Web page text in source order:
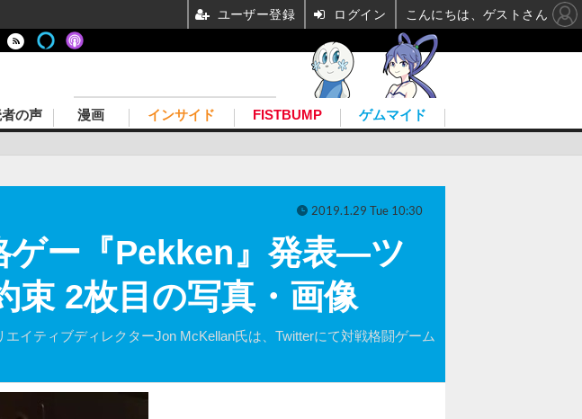
の声 漫画 インサイド FISTBUMP ゲムマイド
ゲー『Pekken』発表―ツ
束 2枚目の写真・画像
イティブディレクターJon McKellan氏は、Twitterにて対戦格闘ゲーム
2019.1.29 Tue 10:30
ユーザー登録 ログイン こんにちは、ゲストさん